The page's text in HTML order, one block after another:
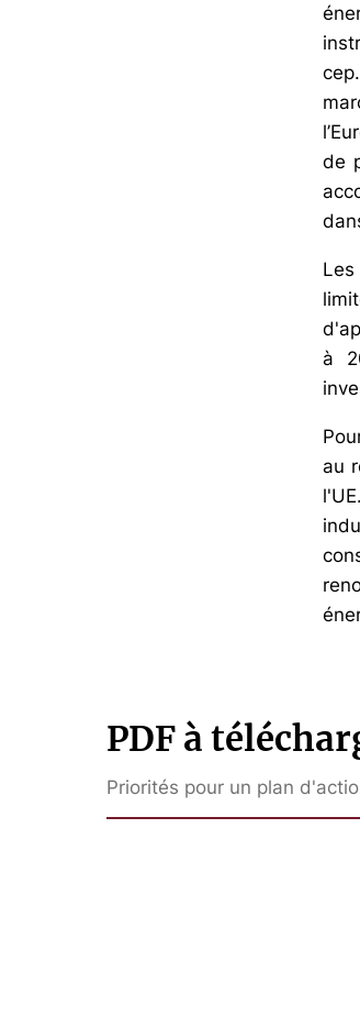
de
à
au
PDF à
Priorités pour un plan